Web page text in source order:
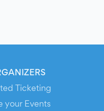
Ticketing
your Events